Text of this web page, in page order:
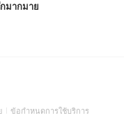
มากมาย
(Open
ข้อกำหนดการใช้บริการ(Open